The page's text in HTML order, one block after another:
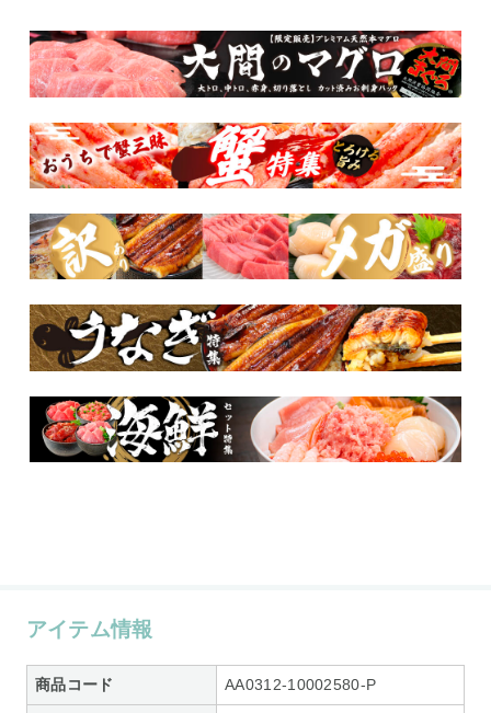
アイテム情報
商品コード AA0312-10002580-P